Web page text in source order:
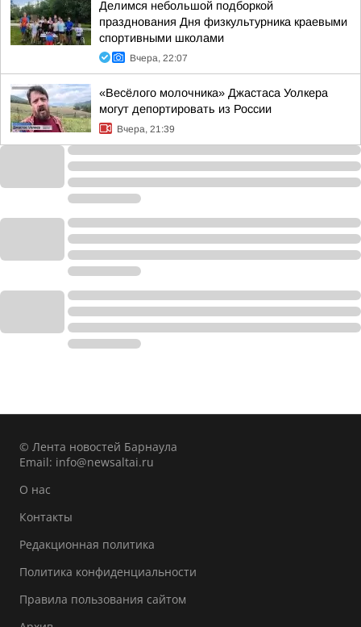
Делимся небольшой подборкой
празднования Дня физкультурника краевыми
спортивными школами
Вчера, 22:07
«Весёлого молочника» Джастаса Уолкера
могут депортировать из России
Вчера, 21:39
© Лента новостей Барнаула
Email: info@newsaltai.ru
О нас
Контакты
Редакционная политика
Политика конфиденциальности
Правила пользования сайтом